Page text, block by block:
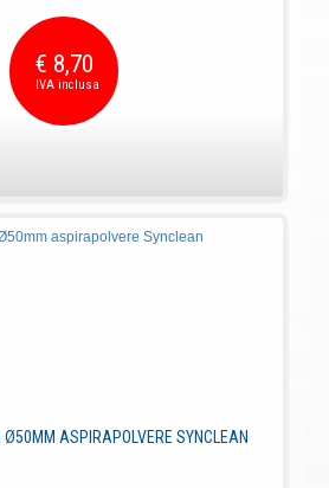
€ 8,70
Ø50MM ASPIRAPOLVERE SYNCLEAN